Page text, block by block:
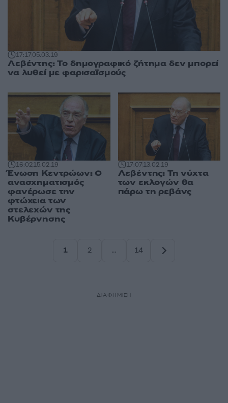
17:1705.03.19
Λεβέντης: Το δημογραφικό ζήτημα δεν μπορεί
να λυθεί με φαρισαϊσμούς
16:0215.02.19
Ένωση Κεντρώων: Ο
ανασχηματισμός
φανέρωσε την
φτώχεια των
στελεχών της
Κυβέρνησης
17:0713.02.19
Λεβέντης: Τη νύχτα
των εκλογών θα
πάρω τη ρεβάνς
1
2
…
14
ΔΙΑΦΗΜΙΣΗ